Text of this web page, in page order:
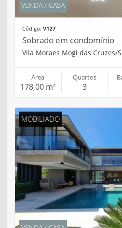
VENDA / CASA
Código: V127
Sobrado em condomínio
Vila Moraes Mogi das Cruzes/
Área
178,00 m²
Quartos
3
MOBILIADO